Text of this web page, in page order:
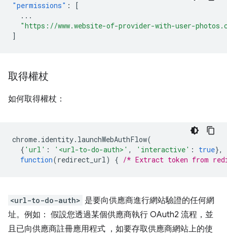
"permissions" :
[
...
"https://www.website-of-provider-with-user-
]
取得權杖
如何取得權杖：
chrome. identity. launchWebAuthFlow(
{ 'url' : '<url-to-do-auth>' , 'interactive' : true},
function(redirect_url) { /* Extract token from
<url-to-do-auth> 是要向供應商進行網站驗證的任何網
址。例如： 假設您透過某個供應商執行 OAuth2 流程，並
且已向供應商註冊應用程式 ，如要存取供應商網站上的使